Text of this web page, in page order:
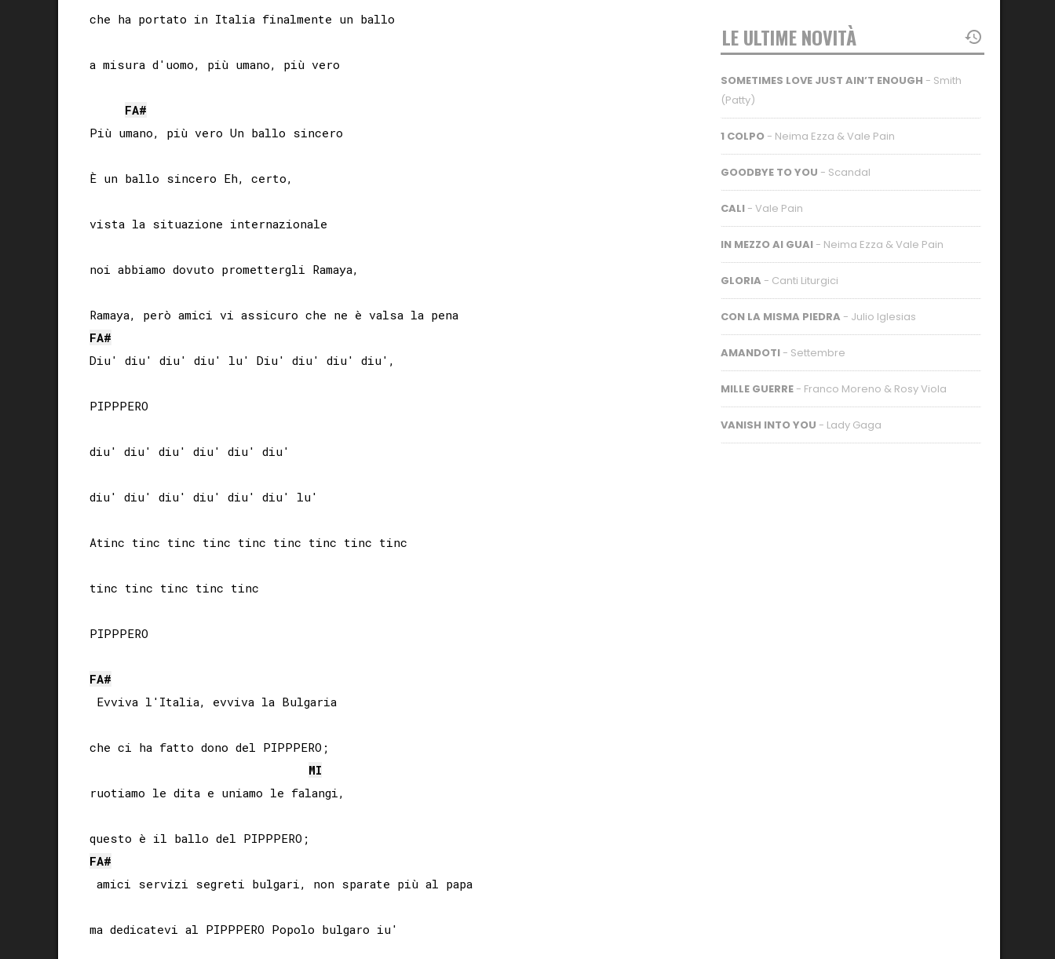
che ha portato in Italia finalmente un ballo
a misura d'uomo, più umano, più vero
FA#
Più umano, più vero Un ballo sincero
È un ballo sincero Eh, certo,
vista la situazione internazionale
noi abbiamo dovuto promettergli Ramaya,
FA#
Diu' diu' diu' diu' lu' Diu' diu' diu' diu',
PIPPPERO
diu' diu' diu' diu' diu' diu'
diu' diu' diu' diu' diu' diu' lu'
Atinc tinc tinc tinc tinc tinc tinc tinc tinc
tinc tinc tinc tinc tinc
PIPPPERO
FA#
Evviva l'Italia, evviva la Bulgaria
che ci ha fatto dono del PIPPPERO;
MI
ruotiamo le dita e uniamo le falangi,
FA#
amici servizi segreti bulgari, non sparate più al papa
ma dedicatevi al PIPPPERO Popolo bulgaro iu'
LE ULTIME NOVITÀ
SOMETIMES LOVE JUST AIN’T ENOUGH - Smith
(Patty)
1 COLPO - Neima Ezza & Vale Pain
GOODBYE TO YOU - Scandal
CALI - Vale Pain
IN MEZZO AI GUAI - Neima Ezza & Vale Pain
GLORIA - Canti Liturgici
CON LA MISMA PIEDRA - Julio Iglesias
AMANDOTI - Settembre
MILLE GUERRE - Franco Moreno & Rosy Viola
VANISH INTO YOU - Lady Gaga